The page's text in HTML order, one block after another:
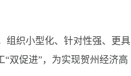
组织小型化、针对性强、更具
双促进”，为实现贺州经济高